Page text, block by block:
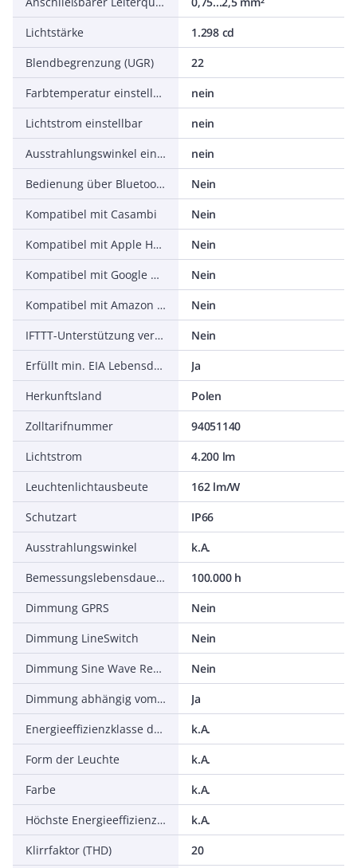
Lichtstärke
1.298 cd
Blendbegrenzung (UGR)
22
Farbtemperatur einstellbar
nein
Lichtstrom einstellbar
nein
Ausstrahlungswinkel einstellbar
nein
Bedienung über Bluetooth
Nein
Kompatibel mit Casambi
Nein
Kompatibel mit Apple HomeKit
Nein
Kompatibel mit Google Assistant
Nein
Kompatibel mit Amazon Alexa
Nein
IFTTT-Unterstützung verfügbar
Nein
Erfüllt min. EIA Lebensdauerkriterium L90 (bei 50.000 h bei tq = 25 °C)
Ja
Herkunftsland
Polen
Zolltarifnummer
94051140
Lichtstrom
4.200 lm
Leuchtenlichtausbeute
162 lm/W
Schutzart
IP66
Ausstrahlungswinkel
k.A.
Bemessungslebensdauer L80/B10 bei 25 °C
100.000 h
Dimmung GPRS
Nein
Dimmung LineSwitch
Nein
Dimmung Sine Wave Reduction
Nein
Dimmung abhängig vom Betriebsgerät
Ja
Energieeffizienzklasse des mitgelieferten austauschbaren Leuchtmittels
k.A.
Form der Leuchte
k.A.
Farbe
k.A.
Höchste Energieeffizienzklasse des austauschbaren Leuchtmittels
k.A.
Klirrfaktor (THD)
20